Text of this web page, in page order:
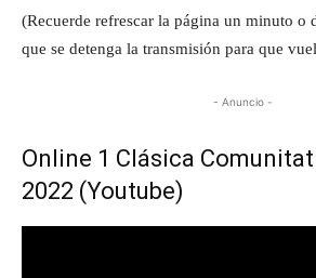
(Recuerde refrescar la página un minuto o
que se detenga la transmisión para que
- Anuncio -
Online 1 Clásica
2022 (Youtube)